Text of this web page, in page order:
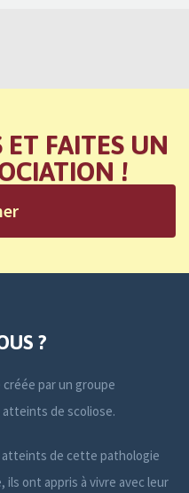
FAITES UN
!
?
par un groupe
atteints de scoliose.
atteints de cette pathologie
ont appris à vivre avec leur